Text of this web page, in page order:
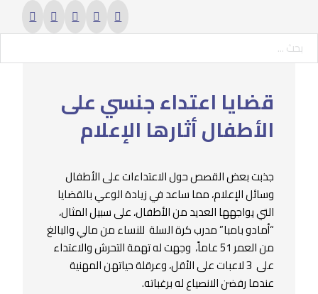
بحث ...
قضايا اعتداء جنسي على
الأطفال أثارها الإعلام
جذبت بعض القصص حول الاعتداءات على الأطفال
وسائل الإعلام، مما ساعد في زيادة الوعي بالقضايا
التي يواجهها العديد من الأطفال، على سبيل المثال،
“أمادو بامبا” مدرب كرة السلة للنساء من مالي والبالغ
من العمر 51 عاماً، وجهت له تهمة التحرش والاعتداء
على 3 لاعبات على الأقل، وعرقلة حياتهن المهنية
عندما رفضن الانصياع له برغباته.